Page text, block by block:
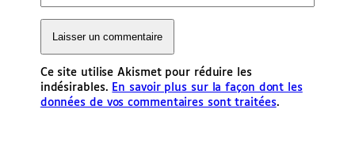
Ce site utilise Akismet pour réduire les
indésirables. En savoir plus sur la façon dont les
données de vos commentaires sont traitées.